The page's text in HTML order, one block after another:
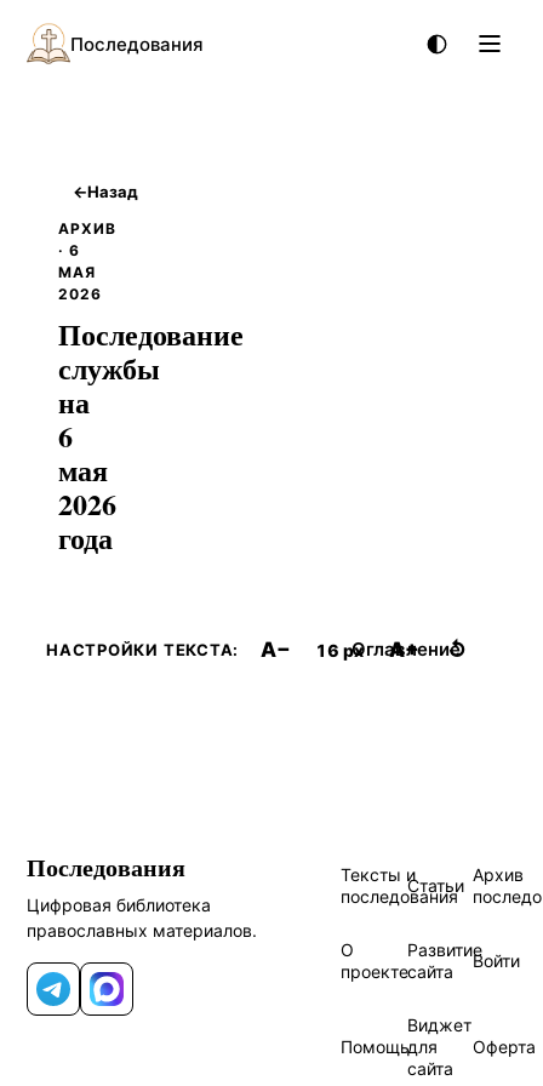
Последования
←Назад
АРХИВ
· 6
МАЯ
2026
Последование
службы
на
6
мая
2026
года
НАСТРОЙКИ ТЕКСТА: A− 16 px A+ ↺
Оглавление
Последования
Цифровая библиотека
православных материалов.
Telegram
MAX
Тексты и
последования
Статьи
Архив
О
проекте
Развитие
сайта
Войти
Помощь
Виджет
для
сайта
Оферта